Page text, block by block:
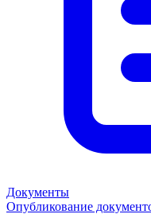
Документы
Опубликование